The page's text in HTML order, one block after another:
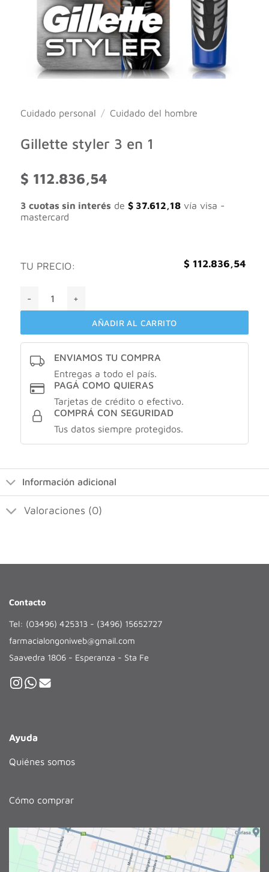
Cuidado personal / Cuidado del hombre
Gillette styler 3 en 1
$ 112.836,54
3 cuotas sin interés de $37.612,18vía visa -
mastercard
TU PRECIO: $ 112.836,54
AÑADIR AL CARRITO
ENVIAMOS TU COMPRA
Entregas a todo el país.
PAGÁ COMO QUIERAS
Tarjetas de crédito o efectivo.
COMPRÁ CON SEGURIDAD
Tus datos siempre protegidos.
Información adicional
Valoraciones (0)
Contacto
Tel: (03496) 425313 - (3496) 15652727
farmacialongoniweb@gmail.com
Saavedra 1806 - Esperanza - Sta Fe
Ayuda
Quiénes somos
Cómo comprar